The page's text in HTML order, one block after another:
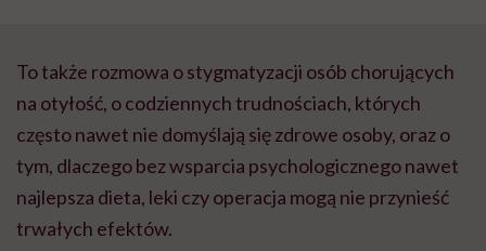
To także rozmowa o stygmatyzacji osób chorujących
na otyłość, o codziennych trudnościach, których
często nawet nie domyślają się zdrowe osoby, oraz o
tym, dlaczego bez wsparcia psychologicznego nawet
najlepsza dieta, leki czy operacja mogą nie przynieść
trwałych efektów.